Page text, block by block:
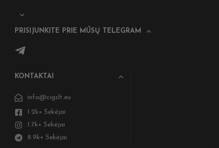
PRISIJUNKITE PRIE MŪSŲ TELEGRAM
KONTAKTAI
info@cigslt.eu
1.2k+ Sekėjai
1.7k+ Sekėjai
8.9k+ Sekėjai